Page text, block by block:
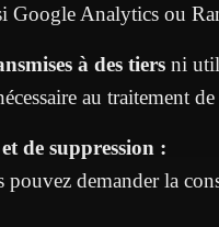
Google Analytics ou
à des tiers ni
au traitement
de suppression :
demander la